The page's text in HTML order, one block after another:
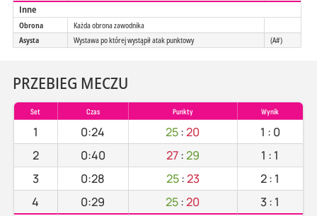
Inne
Obrona
Każda obrona zawodnika
Asysta
Wystawa po której wystąpił atak punktowy (A#)
PRZEBIEG MECZU
Set Czas Punkty Wynik
1 0:24 25:20 1 : 0
2
0:40 27:29 1 : 1
3
0:28 25:23 2: 1
4
0:29 25:20 3: 1